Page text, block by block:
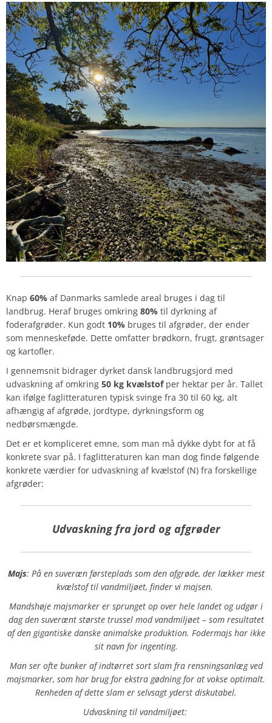
Knap 60% af Danmarks samlede areal bruges i dag til
landbrug. Heraf bruges omkring 80% til dyrkning af
foderafgrøder. Kun godt 10% bruges til afgrøder, der ender
som menneskeføde. Dette omfatter brødkorn, frugt, grøntsager
og kartofler.
I gennemsnit bidrager dyrket dansk landbrugsjord med
udvaskning af omkring 50 kg kvælstofper hektar per år. Tallet
kan ifølge faglitteraturen typisk svinge fra 30 til 60 kg, alt
afhængig af afgrøde, jordtype, dyrkningsform og
nedbørsmængde.
Det er et kompliceret emne, som man må dykke dybt for at få
konkrete svar på. I faglitteraturen kan man dog finde følgende
konkrete værdier for udvaskning af kvælstof (N) fra forskellige
afgrøder:
Udvaskning fra jord og afgrøder
Majs: På en suveræn førsteplads som den afgrøde, der lækker mest
kvælstof til vandmiljøet, finder vi majsen.
Mandshøje majsmarker er sprunget op over hele landet og udgør i
dag den suverænt største trussel mod vandmiljøet – som resultatet
af den gigantiske danske animalske produktion. Fodermajs har ikke
sit navn for ingenting.
Man ser ofte bunker af indtørret sort slam fra rensningsanlæg ved
majsmarker, som har brug for ekstra gødning for at vokse optimalt.
Renheden af dette slam er selvsagt yderst diskutabel.
Udvaskning til vandmiljøet: